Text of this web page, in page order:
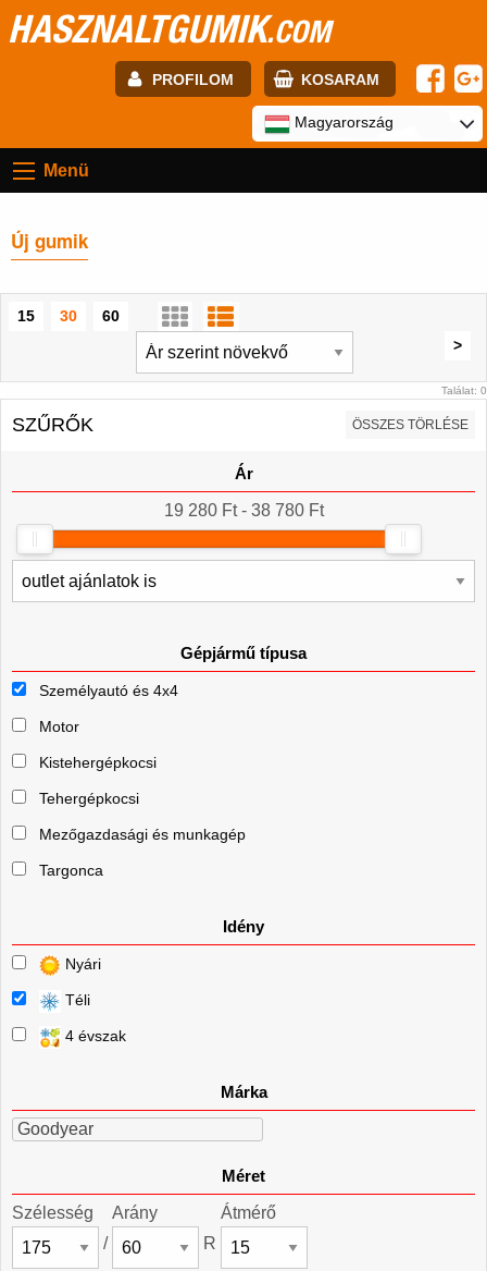
HASZNALTGUMIK.COM
PROFILOM KOSARAM
Jelszó:
Magyarország
Menü
Új gumik
15 30
60
>
Találat: 0
SZŰRŐK ÖSSZES TÖRLÉSE
Ár
19 280 Ft - 38 780 Ft
Gépjármű típusa
Személyautó és 4x4
Motor
Kistehergépkocsi
Tehergépkocsi
Mezőgazdasági és munkagép
Targonca
Idény
Nyári
Téli
4 évszak
Márka
Goodyear
Méret
Szélesség
/
Arány
R
Átmérő